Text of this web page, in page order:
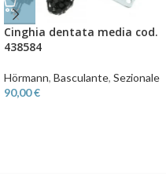
Cinghia dentata media cod.
438584
Hörmann, Basculante, Sezionale
90,00€